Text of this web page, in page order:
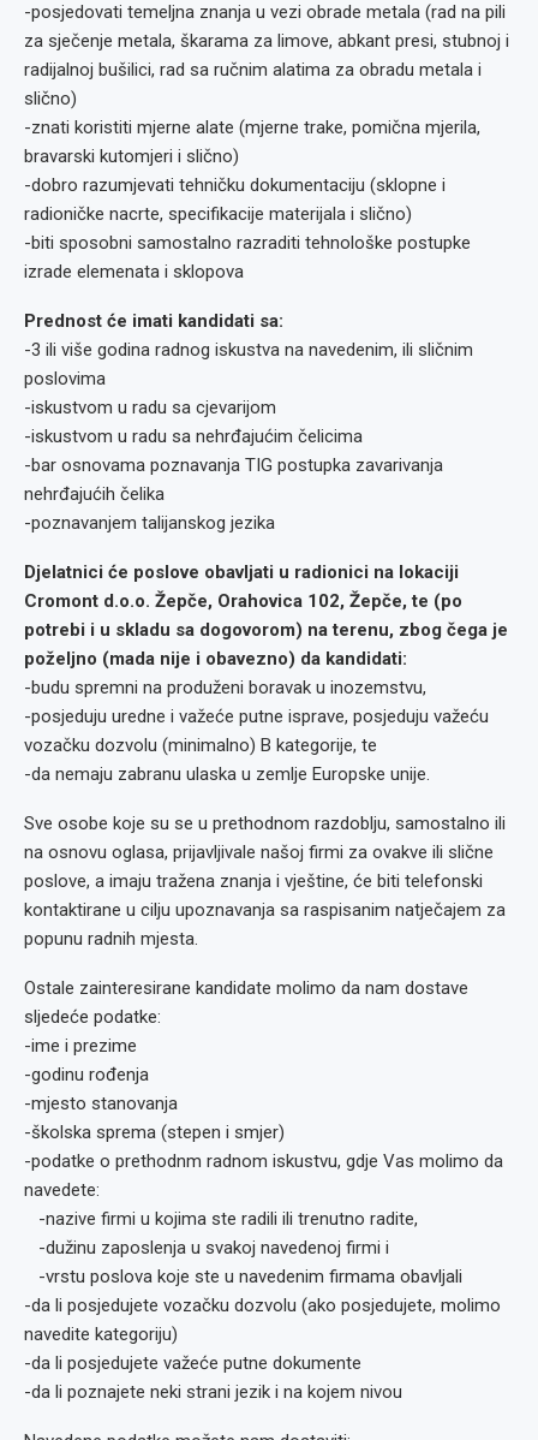
-posjedovati temeljna znanja u vezi obrade metala (rad na pili
za sječenje metala, škarama za limove, abkant presi, stubnoj i
radijalnoj bušilici, rad sa ručnim alatima za obradu metala i
slično)
-znati koristiti mjerne alate (mjerne trake, pomična mjerila,
bravarski kutomjeri i slično)
-dobro razumjevati tehničku dokumentaciju (sklopne i
radioničke nacrte, specifikacije materijala i slično)
-biti sposobni samostalno razraditi tehnološke postupke
izrade elemenata i sklopova
Prednost će imati kandidati sa:
-3 ili više godina radnog iskustva na navedenim, ili sličnim
poslovima
-iskustvom u radu sa cjevarijom
-iskustvom u radu sa nehrđajućim čelicima
-bar osnovama poznavanja TIG postupka zavarivanja
nehrđajućih čelika
-poznavanjem talijanskog jezika
Djelatnici će poslove obavljati u radionici na lokaciji
Cromont d.o.o. Žepče, Orahovica 102, Žepče, te (po
potrebi i u skladu sa dogovorom) na terenu, zbog čega je
poželjno (mada nije i obavezno) da kandidati:
-budu spremni na produženi boravak u inozemstvu,
-posjeduju uredne i važeće putne isprave, posjeduju važeću
vozačku dozvolu (minimalno) B kategorije, te
-da nemaju zabranu ulaska u zemlje Europske unije.
Sve osobe koje su se u prethodnom razdoblju, samostalno ili
na osnovu oglasa, prijavljivale našoj firmi za ovakve ili slične
poslove, a imaju tražena znanja i vještine, će biti telefonski
kontaktirane u cilju upoznavanja sa raspisanim natječajem za
popunu radnih mjesta.
Ostale zainteresirane kandidate molimo da nam dostave
sljedeće podatke:
-ime i prezime
-godinu rođenja
-mjesto stanovanja
-školska sprema (stepen i smjer)
-podatke o prethodnm radnom iskustvu, gdje Vas molimo da
navedete:
-nazive firmi u kojima ste radili ili trenutno radite,
-dužinu zaposlenja u svakoj navedenoj firmi i
-vrstu poslova koje ste u navedenim firmama obavljali
-da li posjedujete vozačku dozvolu (ako posjedujete, molimo
navedite kategoriju)
-da li posjedujete važeće putne dokumente
-da li poznajete neki strani jezik i na kojem nivou